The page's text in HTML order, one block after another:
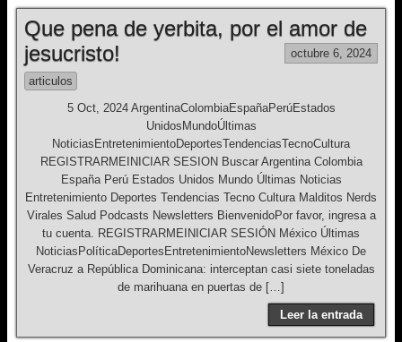
Que pena de yerbita, por el amor de
jesucristo!
octubre 6, 2024
articulos
5 Oct, 2024 ArgentinaColombiaEspañaPerúEstados
UnidosMundoÚltimas
NoticiasEntretenimientoDeportesTendenciasTecnoCultura
REGISTRARMEINICIAR SESION Buscar Argentina Colombia
España Perú Estados Unidos Mundo Últimas Noticias
Entretenimiento Deportes Tendencias Tecno Cultura Malditos Nerds
Virales Salud Podcasts Newsletters BienvenidoPor favor, ingresa a
tu cuenta. REGISTRARMEINICIAR SESIÓN México Últimas
NoticiasPolíticaDeportesEntretenimientoNewsletters México De
Veracruz a República Dominicana: interceptan casi siete toneladas
de marihuana en puertas de […]
Leer la entrada